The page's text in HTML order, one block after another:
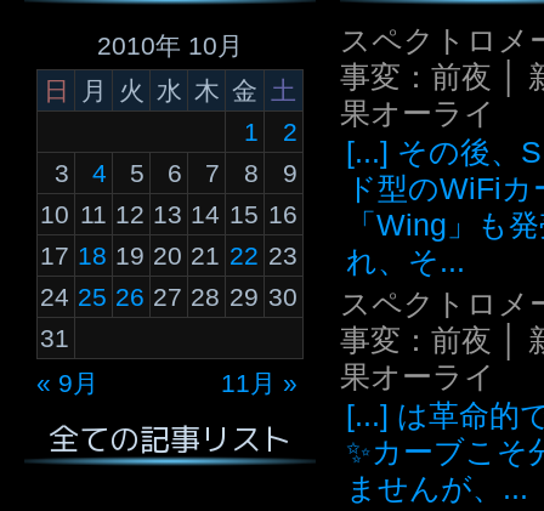
2010年 10月
日
月 火 水 木 金 土
« 9月 11月 »
1
2
3
4 5 6 7 8
9
10 11 12 13 14 15 16
17 18 19 20 21 22 23
24 25 26 27 28 29 30
31
全ての記事リスト
スペクトロメ
事変：前夜 │
果オーライ
[...] その後、
ド型のWiFiカ
「Wing」も
れ、そ...
スペクトロメ
事変：前夜 │
果オーライ
[...] は革命的
✨カーブこそ
ませんが、...